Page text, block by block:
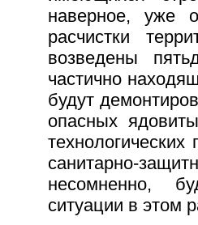
наверное, уже
расчистки
возведены
частично
будут
опасных
санитарно-
несомненно,
ситуации в этом